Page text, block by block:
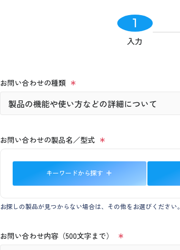
1
入力
お問い合わせの種類
お問い合わせの製品名／型式
キーワードから探す
お探しの製品が見つからない場合は、その他をお選びください。
お問い合わせ内容（500文字まで）